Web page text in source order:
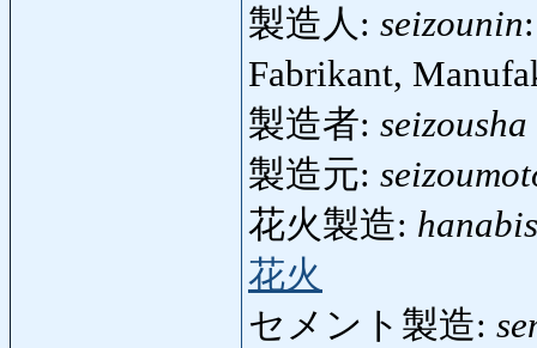
製造人: seizounin
Fabrikant,
製造者: seizousha
製造元:
花火製造:
花火
セメント製造: